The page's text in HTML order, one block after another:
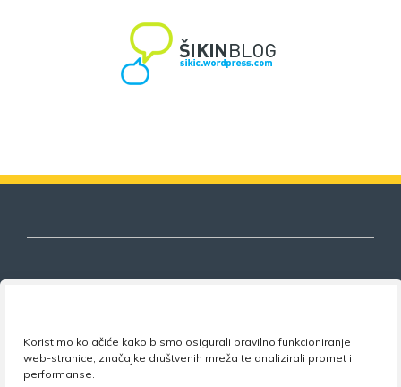
Koristimo kolačiće kako bismo osigurali pravilno funkcioniranje
web-stranice, značajke društvenih mreža te analizirali promet i
performanse.
obrazovanja
Adresa: Florijana Andrašeca 18A / VI kat